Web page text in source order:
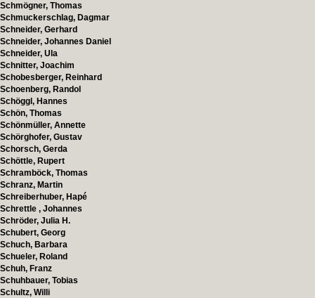
Schmögner, Thomas
Schmuckerschlag, Dagmar
Schneider, Gerhard
Schneider, Johannes Daniel
Schneider, Ula
Schnitter, Joachim
Schobesberger, Reinhard
Schoenberg, Randol
Schöggl, Hannes
Schön, Thomas
Schönmüller, Annette
Schörghofer, Gustav
Schorsch, Gerda
Schöttle, Rupert
Schramböck, Thomas
Schranz, Martin
Schreiberhuber, Hapé
Schrettle , Johannes
Schröder, Julia H.
Schubert, Georg
Schuch, Barbara
Schueler, Roland
Schuh, Franz
Schuhbauer, Tobias
Schultz, Willi